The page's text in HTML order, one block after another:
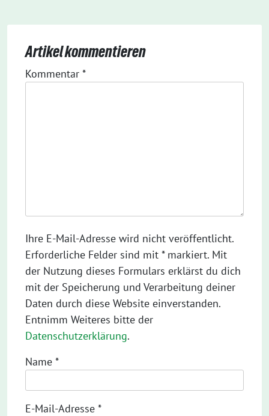
Artikel kommentieren
Kommentar *
Ihre E-Mail-Adresse wird nicht veröffentlicht.
Erforderliche Felder sind mit * markiert. Mit
der Nutzung dieses Formulars erklärst du dich
mit der Speicherung und Verarbeitung deiner
Daten durch diese Website einverstanden.
Entnimm Weiteres bitte der
Datenschutzerklärung.
Name *
E-Mail-Adresse *